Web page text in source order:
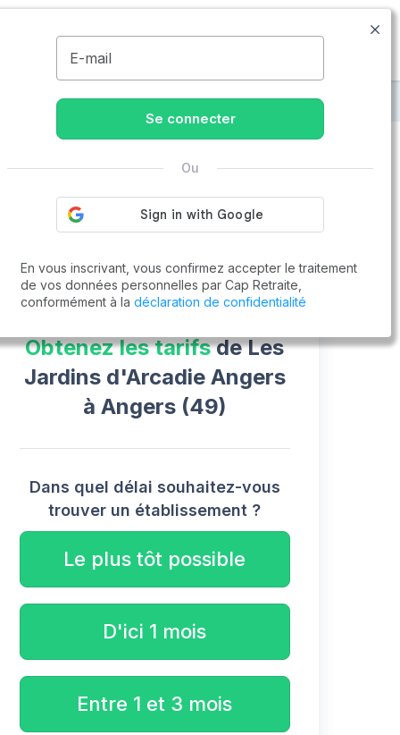
09.74.59.59.57
Les Jardins d'Arcadie Angers
Cap Retraite vous aide à trouver un emploi
Obtenez les tarifsde Les
Jardins d'Arcadie Angers
à Angers (49)
Dans quel délai souhaitez-vous
trouver un établissement ?
Le plus tôt possible
D'ici 1 mois
Entre 1 et 3 mois
E-mail
Se connecter
Ou
En vous inscrivant, vous confirmez accepter le traitement
de vos données personnelles par Cap Retraite,
conformément à la déclaration de confidentialité